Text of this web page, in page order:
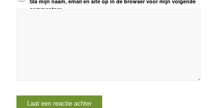
commentaar.